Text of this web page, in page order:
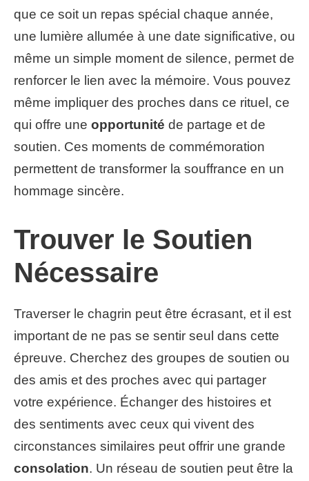
que ce soit un repas spécial chaque année,
une lumière allumée à une date significative, ou
même un simple moment de silence, permet de
renforcer le lien avec la mémoire. Vous pouvez
même impliquer des proches dans ce rituel, ce
qui offre une opportunité de partage et de
soutien. Ces moments de commémoration
permettent de transformer la souffrance en un
hommage sincère.
Trouver le Soutien
Nécessaire
Traverser le chagrin peut être écrasant, et il est
important de ne pas se sentir seul dans cette
épreuve. Cherchez des groupes de soutien ou
des amis et des proches avec qui partager
votre expérience. Échanger des histoires et
des sentiments avec ceux qui vivent des
circonstances similaires peut offrir une grande
consolation. Un réseau de soutien peut être la